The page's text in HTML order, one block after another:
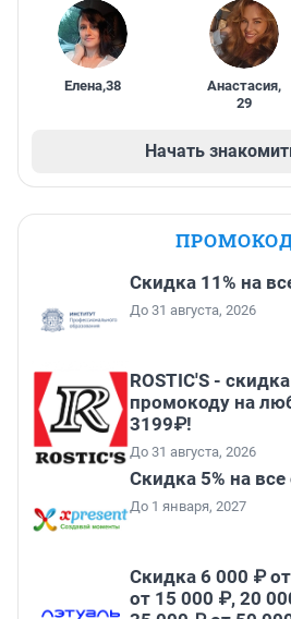
Елена,38 Анастасия,
29
Начать
Скидка 11% на
До 31 августа, 2026
ROSTIC'S -
промокоду на
3199₽!
До 31 августа, 2026
Скидка 5% на
До 1 января, 2027
Скидка 6 000 ₽
от 15 000 ₽, 20